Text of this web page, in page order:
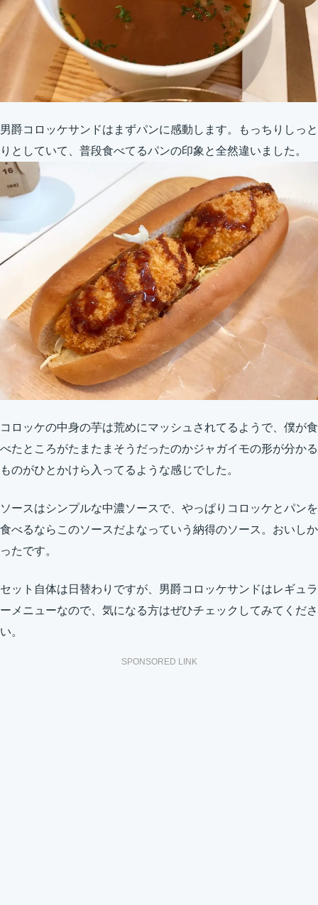
男爵コロッケサンドはまずパンに感動します。もっちりしっと
りとしていて、普段食べてるパンの印象と全然違いました。
コロッケの中身の芋は荒めにマッシュされてるようで、僕が食
べたところがたまたまそうだったのかジャガイモの形が分かる
ものがひとかけら入ってるような感じでした。
ソースはシンプルな中濃ソースで、やっぱりコロッケとパンを
食べるならこのソースだよなっていう納得のソース。おいしか
ったです。
セット自体は日替わりですが、男爵コロッケサンドはレギュラ
ーメニューなので、気になる方はぜひチェックしてみてくださ
い。
SPONSORED LINK